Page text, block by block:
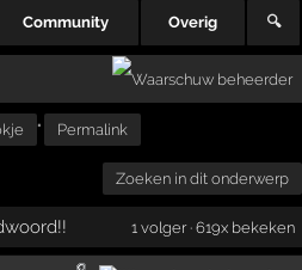
Community Overig 🔍
" Permalink
Zoeken in dit onderwerp
1 volger · 619x bekeken